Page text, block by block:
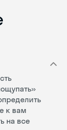
к вам
на все